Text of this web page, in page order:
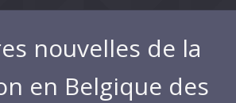
nouvelles de la
en Belgique des